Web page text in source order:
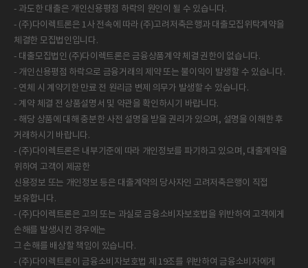
- 과도한 대출은 개인신용평점 하락의 원인이 될 수 있습니다.
- (주)다이렉트론은 1사 전속에 따라 (주)고려저축은행과 대출모집위탁계약을
체결한 모집법인입니다.
- 대출모집법인 (주)다이렉트론은 금융상품계약 체결 권한이 없습니다.
- 개인신용평점 하락으로 금융거래의 제약 또는 불이익이 발생할 수 있습니다.
- 연체 시 계약기한 만료 전 원리금 변제 의무가 발생할 수 있습니다.
- 계약 체결 전 상품설명서 및 약관을 확인하시기 바랍니다.
- 해당 상품에 대해 충분한 사전 설명을 받을 권리가 있으며, 설명을 이해한 후
거래하시기 바랍니다.
- (주)다이렉트론은 내부기준에 따라 개인정보를 파기하고 있으며, 대출계약을
위하여 고객이 제공한
신용정보 또는 개인정보 등은 대출계약의 당사자인 고려저축은행이 직접
보유합니다.
- (주)다이렉트론은 고의 또는 과실로 금융소비자보호법을 위반하여 고객에게
손해를 발생시킨 경우에는
그 손해를 배상할 책임이 있습니다.
- (주)다이렉트론이 금융소비자보호법 제 19조를 위반하여 금융소비자에게